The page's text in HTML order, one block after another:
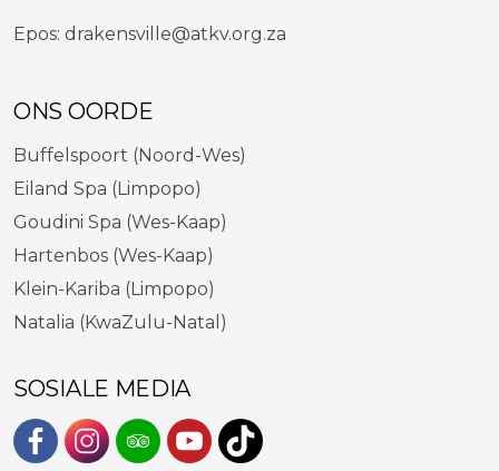
Epos: drakensville@atkv.org.za
ONS OORDE
Buffelspoort (Noord-Wes)
Eiland Spa (Limpopo)
Goudini Spa (Wes-Kaap)
Hartenbos (Wes-Kaap)
Klein-Kariba (Limpopo)
Natalia (KwaZulu-Natal)
SOSIALE MEDIA